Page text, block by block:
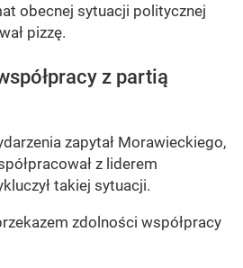
obecnej sytuacji politycznej
pizzę.
z partią
zapytał Morawieckiego,
z liderem
takiej sytuacji.
zdolności współpracy